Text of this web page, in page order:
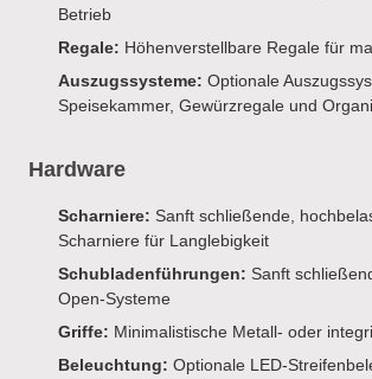
Betrieb
Regale: Höhenverstellbare Regale für
Auszugssysteme: Optionale
Speisekammer, Gewürzregale und
Hardware
Scharniere: Sanft schließende,
Scharniere für Langlebigkeit
Schubladenführungen: Sanft
Open-Systeme
Griffe: Minimalistische Metall- oder
Beleuchtung: Optionale LED-